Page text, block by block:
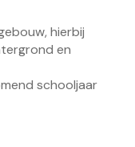
hierbij
en
schooljaar